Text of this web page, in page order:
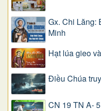
Gx. Chi Lăng:
Minh
Hạt lúa gieo
Điều Chúa
CN 19 TN A-